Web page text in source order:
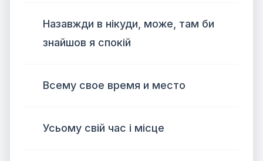
Назавжди в нікуди, може, там би
знайшов я спокій
Всему свое время и место
Усьому свій час і місце